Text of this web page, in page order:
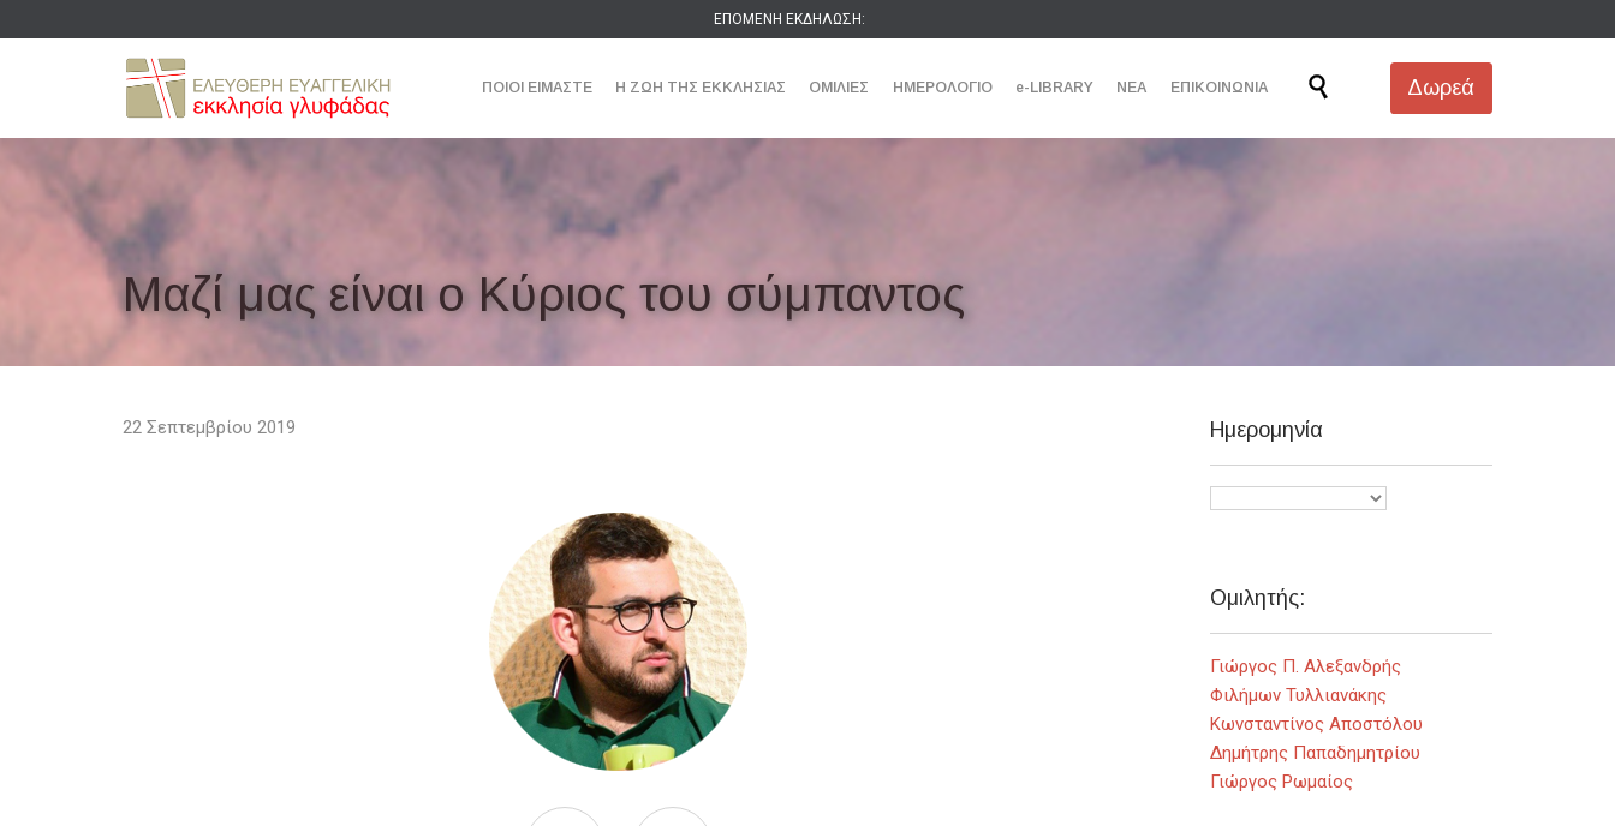
ΕΠΟΜΕΝΗ ΕΚΔΗΛΩΣΗ:
Skip
ΠΟΙΟΙ ΕΙΜΑΣΤΕ Η ΖΩΗ ΤΗΣ ΕΚΚΛΗΣΙΑΣ ΟΜΙΛΙΕΣ ΗΜΕΡΟΛΟΓΙΟ e-LIBRARY ΝΕΑ ΕΠΙΚΟΙΝΩΝΙΑ  Δωρεά
Μαζί μας είναι ο Κύριος του σύμπαντος
22 Σεπτεμβρίου 2019 Ημερομηνία
Ομιλητής:
Γιώργος Π. Αλεξανδρής
Φιλήμων Τυλλιανάκης
Κωνσταντίνος Αποστόλου
Δημήτρης Παπαδημητρίου
Γιώργος Ρωμαίος